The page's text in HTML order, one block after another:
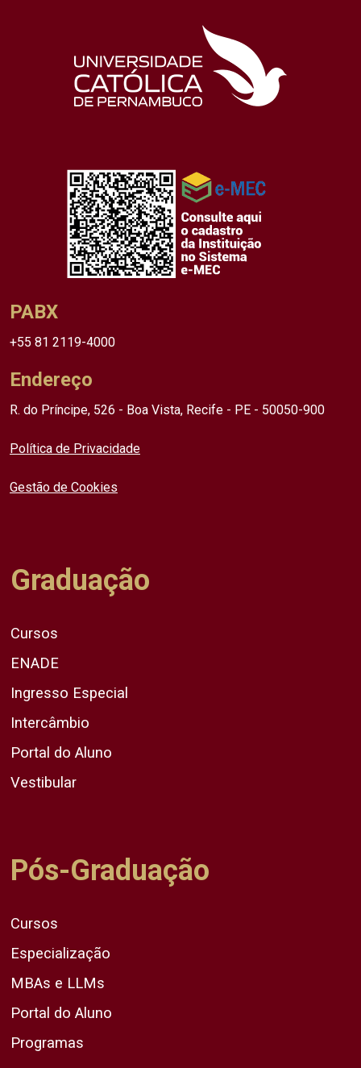
PABX
+55 81 2119-4000
Endereço
R. do Príncipe, 526 - Boa Vista, Recife - PE - 50050-900
Política de Privacidade
Gestão de Cookies
Graduação
Cursos
ENADE
Ingresso Especial
Intercâmbio
Portal do Aluno
Vestibular
Pós-Graduação
Cursos
Especialização
MBAs e LLMs
Portal do Aluno
Programas